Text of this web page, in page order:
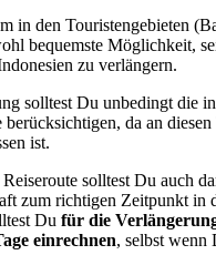
in den Touristengebieten
bequemste Möglichkeit,
zu verlängern.
solltest Du unbedingt die
da an diesen
ist.
solltest Du auch
zum richtigen Zeitpunkt in
Du für die
einrechnen, selbst wenn